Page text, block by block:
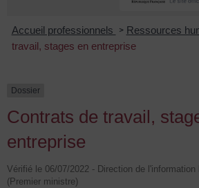
Accueil professionnels > Ressources
travail, stages en entreprise
Dossier
Contrats de travail,
entreprise
Vérifié le 06/07/2022 - Direction de
(Premier ministre)